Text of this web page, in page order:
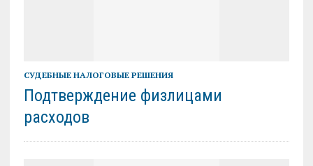
СУДЕБНЫЕ НАЛОГОВЫЕ РЕШЕНИЯ
Подтверждение физлицами
расходов